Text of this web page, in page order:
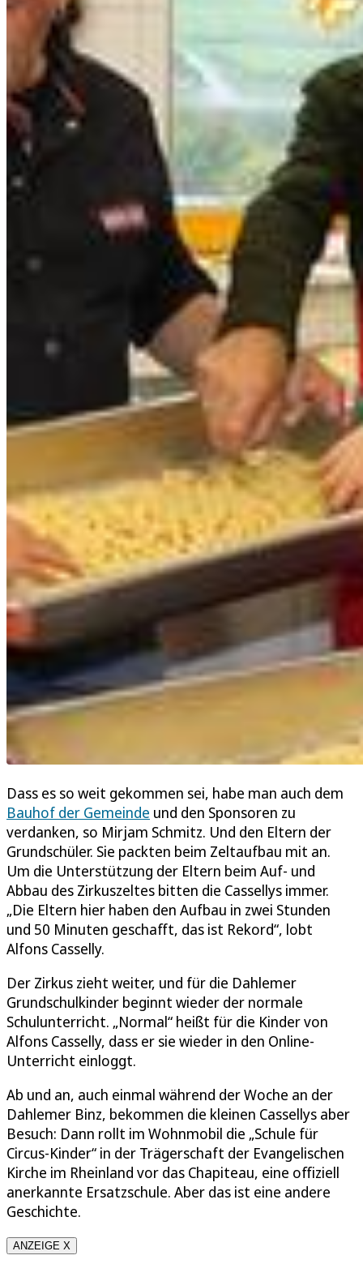
Dass es so weit gekommen sei, habe man auch dem
Bauhof der Gemeinde und den Sponsoren zu
verdanken, so Mirjam Schmitz. Und den Eltern der
Grundschüler. Sie packten beim Zeltaufbau mit an.
Um die Unterstützung der Eltern beim Auf- und
Abbau des Zirkuszeltes bitten die Cassellys immer.
„Die Eltern hier haben den Aufbau in zwei Stunden
und 50 Minuten geschafft, das ist Rekord“, lobt
Alfons Casselly.
Der Zirkus zieht weiter, und für die Dahlemer
Grundschulkinder beginnt wieder der normale
Schulunterricht. „Normal“ heißt für die Kinder von
Alfons Casselly, dass er sie wieder in den Online-
Unterricht einloggt.
Ab und an, auch einmal während der Woche an der
Dahlemer Binz, bekommen die kleinen Cassellys aber
Besuch: Dann rollt im Wohnmobil die „Schule für
Circus-Kinder“ in der Trägerschaft der Evangelischen
Kirche im Rheinland vor das Chapiteau, eine offiziell
anerkannte Ersatzschule. Aber das ist eine andere
Geschichte.
ANZEIGE X